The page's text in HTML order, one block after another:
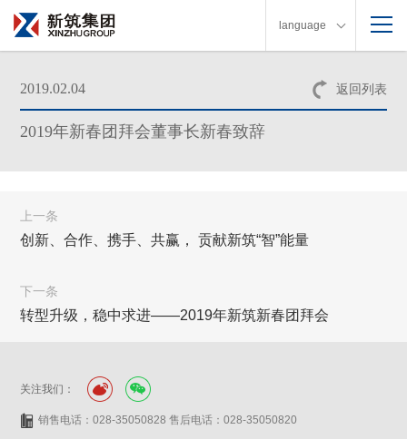
language
返回列表
2019.02.04
2019年新春团拜会董事长新春致辞
上一条
创新、合作、携手、共赢， 贡献新筑“智”能量
下一条
转型升级，稳中求进——2019年新筑新春团拜会
关注我们：
销售电话：028-35050828 售后电话：028-35050820